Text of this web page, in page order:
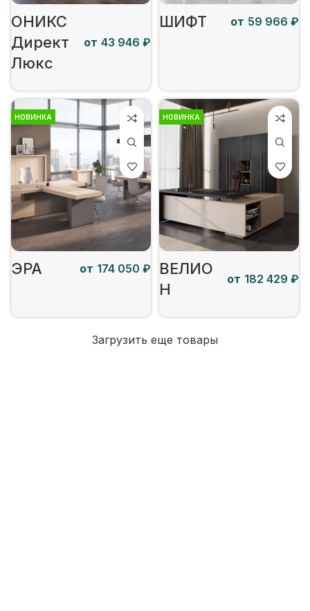
ОНИКС
Директ
Люкс
от ₽
ШИФТ от ₽
НОВИНКА
ЭРА от ₽
НОВИНКА
ВЕЛИО
Н
от ₽
Загрузить еще товары